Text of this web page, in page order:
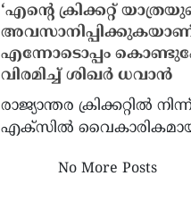
‘എന്റെ ക്രിക്കറ്റ്
എന്നോടൊപ്പം
വിരമിച്ച് ശിഖര്‍ ധവാന്‍
രാജ്യാന്തര ക്രിക്കറ്റില്‍
എക്‌സില്‍
No More Posts
ഇറാൻ്റെ ആഭ്യന്തര